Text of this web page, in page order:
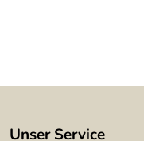
Unser Service